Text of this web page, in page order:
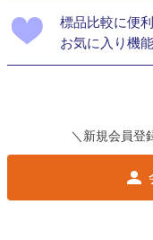
標品比較に便
お気に入り機
＼新規会員登